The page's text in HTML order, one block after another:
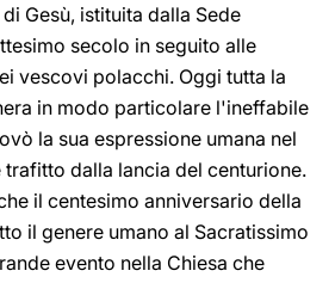
Gesù, istituita dalla Sede
secolo in seguito alle
vescovi polacchi. Oggi tutta la
in modo particolare l'ineffabile
la sua espressione umana nel
trafitto dalla lancia del centurione.
il centesimo anniversario della
il genere umano al Sacratissimo
evento nella Chiesa che